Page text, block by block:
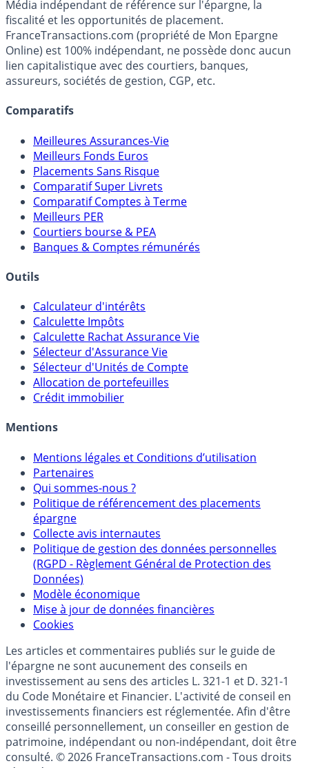
Premier guide épargne de France, en ligne depuis 2001.
Média indépendant de référence sur l'épargne, la
fiscalité et les opportunités de placement.
FranceTransactions.com (propriété de Mon Epargne
Online) est 100% indépendant, ne possède donc aucun
assureurs, sociétés de gestion, CGP, etc.
Comparatifs
Meilleures Assurances-Vie
Meilleurs Fonds Euros
Placements Sans Risque
Comparatif Super Livrets
Comparatif Comptes à Terme
Meilleurs PER
Courtiers bourse & PEA
Banques & Comptes rémunérés
Outils
Calculateur d'intérêts
Calculette Impôts
Calculette Rachat Assurance Vie
Sélecteur d'Assurance Vie
Sélecteur d'Unités de Compte
Crédit immobilier
Mentions
Mentions légales et Conditions d’utilisation
Partenaires
Qui sommes-nous ?
Politique de référencement des placements
épargne
Collecte avis internautes
Politique de gestion des données personnelles
(RGPD - Règlement Général de Protection des
Données)
Modèle économique
Cookies
Les articles et commentaires publiés sur le guide de
l'épargne ne sont aucunement des conseils en
investissement au sens des articles L. 321-1 et D. 321-1
du Code Monétaire et Financier. L'activité de conseil en
investissements financiers est réglementée. Afin d'être
conseillé personnellement, un conseiller en gestion de